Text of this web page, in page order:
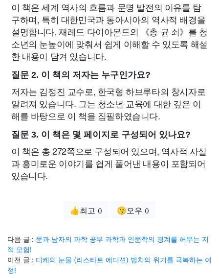
이 책은 세계 역사의 흐름과 문명 발전의 이유를 탐
구하며, 특히 대한민국과 동아시아의 역사적 배경을
설명합니다. 재레드 다이아몬드의 《총 균 쇠》를 청
소년의 눈높이에 맞춰서 쉽게 이해할 수 있도록 해설
한 내용이 담겨 있습니다.
질문 2. 이 책의 저자는 누구인가요?
저자는 김정진 교수로, 한국형 하브루타의 창시자로
알려져 있습니다. 그는 청소년 교육에 대한 깊은 이
해를 바탕으로 이 책을 집필하였습니다.
질문 3. 이 책은 몇 페이지로 구성되어 있나요?
이 책은 총 272쪽으로 구성되어 있으며, 역사적 사실
과 흥미로운 이야기를 쉽게 풀어낸 내용이 포함되어
있습니다.
👍최고 0 😗오우 0
다음 글 : 문과 남자의 과학 공부 과학과 인문학의 경계를 허무는 지
적 모험!
이전 글 : 디케의 눈물 (리스타트 에디션) 법치의 위기를 극복하는 여
정!